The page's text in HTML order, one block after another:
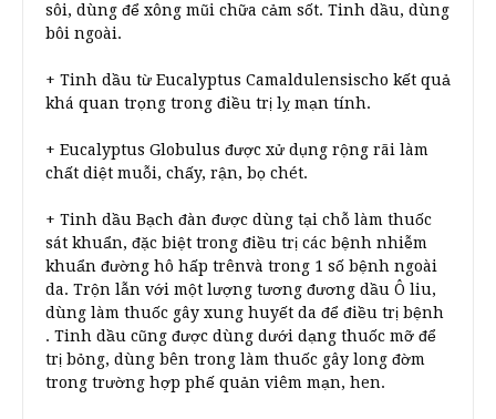
sôi, dùng để xông mũi chữa cảm sốt. Tinh dầu, dùng
bôi ngoài.
+ Tinh dầu từ Eucalyptus Camaldulensischo kết quả
khá quan trọng trong điều trị lỵ mạn tính.
+ Eucalyptus Globulus được xử dụng rộng rãi làm
chất diệt muỗi, chấy, rận, bọ chét.
+ Tinh dầu Bạch đàn được dùng tại chỗ làm thuốc
sát khuẩn, đặc biệt trong điều trị các bệnh nhiễm
khuẩn đường hô hấp trênvà trong 1 số bệnh ngoài
da. Trộn lẫn với một lượng tương đương dầu Ô liu,
dùng làm thuốc gây xung huyết da để điều trị bệnh
. Tinh dầu cũng được dùng dưới dạng thuốc mỡ để
trị bỏng, dùng bên trong làm thuốc gây long đờm
trong trường hợp phế quản viêm mạn, hen.